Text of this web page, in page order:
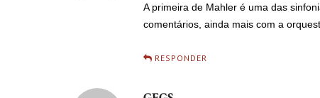
A primeira de Mahler é uma das
comentários, ainda mais com a
RESPONDER